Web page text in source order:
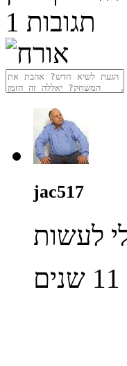
1 תגובות
jac517